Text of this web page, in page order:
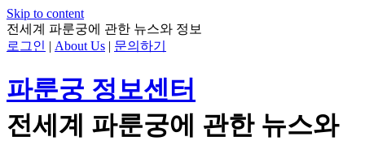
Skip to content
전세계 파룬궁에 관한 뉴스와 정보
로그인 | About Us | 문의하기
파룬궁 정보센터
전세계 파룬궁에 관한 뉴스와